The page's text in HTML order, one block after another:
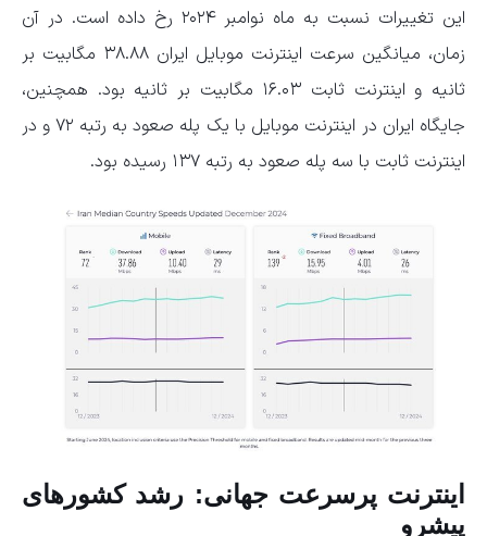
این تغییرات نسبت به ماه نوامبر ۲۰۲۴ رخ داده است. در آن
زمان، میانگین سرعت اینترنت موبایل ایران ۳۸.۸۸ مگابیت بر
ثانیه و اینترنت ثابت ۱۶.۰۳ مگابیت بر ثانیه بود. همچنین،
جایگاه ایران در اینترنت موبایل با یک پله صعود به رتبه ۷۲ و در
اینترنت ثابت با سه پله صعود به رتبه ۱۳۷ رسیده بود.
اینترنت پرسرعت جهانی: رشد کشورهای
پیشرو